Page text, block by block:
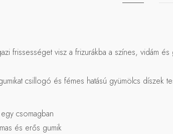
frissességet visz a frizurákba a színes, vidám
csillogó és fémes hatású gyümölcs díszek
csomagban
és erős gumik